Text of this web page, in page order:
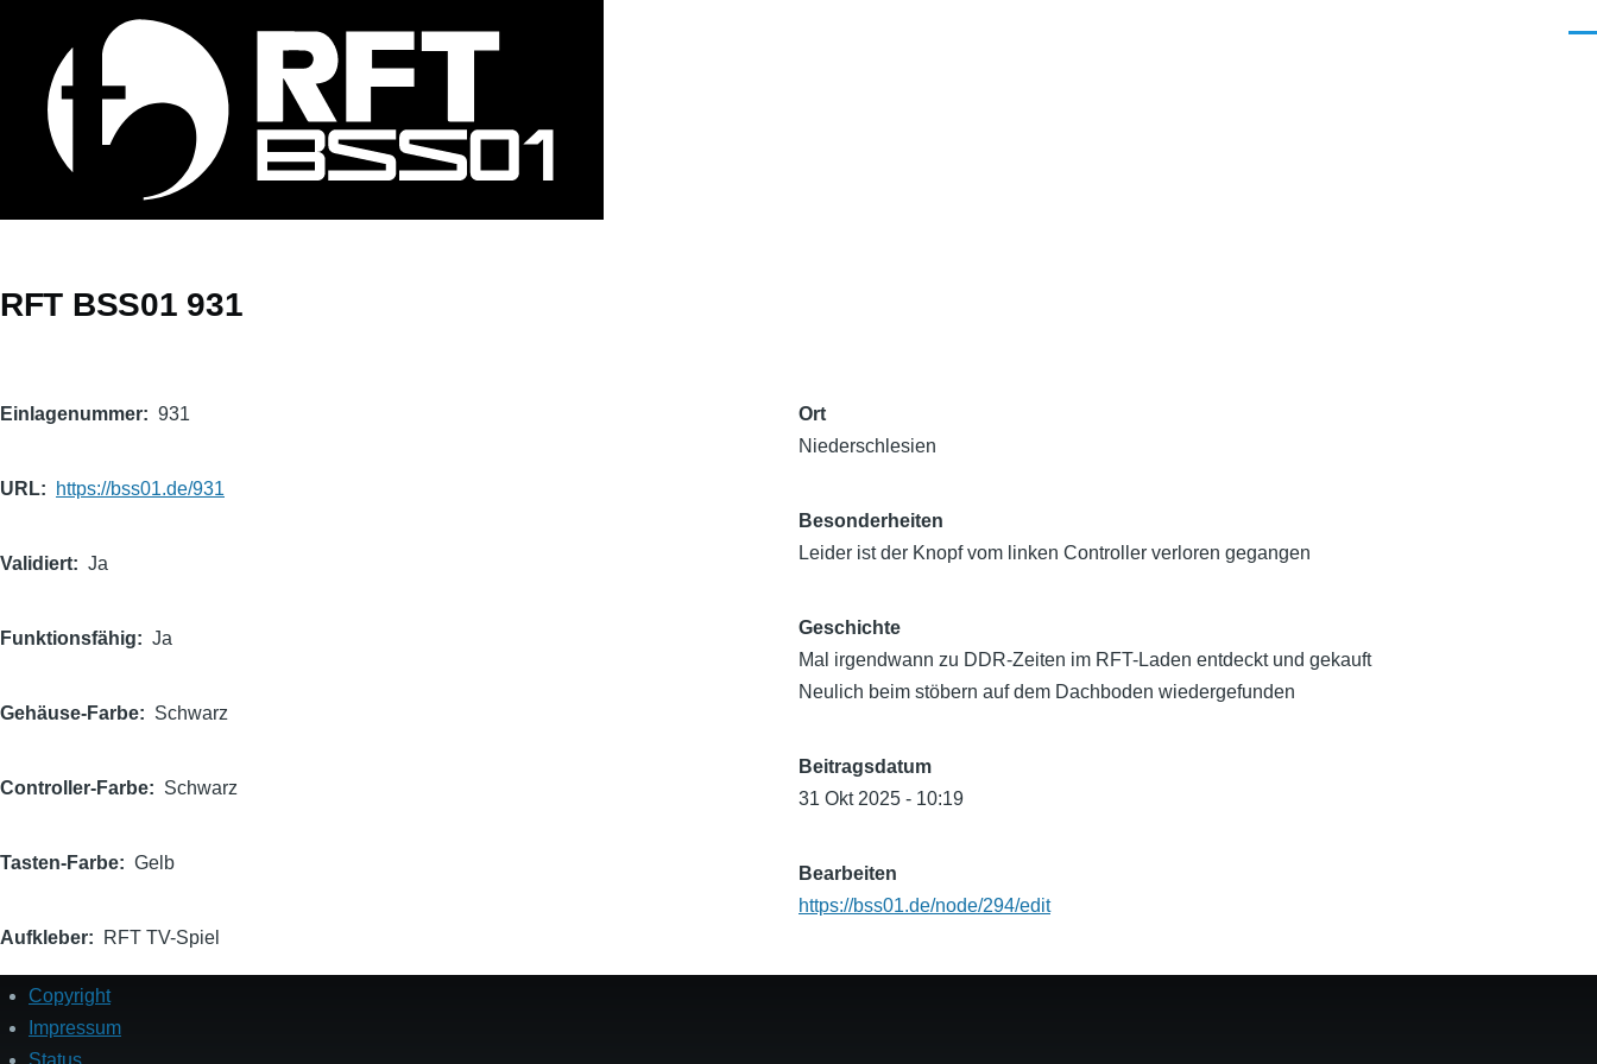
Direkt zum Inhalt
RFT BSS01 931
Einlagenummer 931
URL https://bss01.de/931
Validiert Ja
Funktionsfähig Ja
Gehäuse-Farbe Schwarz
Controller-Farbe Schwarz
Tasten-Farbe Gelb
Aufkleber RFT TV-Spiel
Ort
Niederschlesien
Besonderheiten
Leider ist der Knopf vom linken Controller verloren gegangen
Geschichte
Mal irgendwann zu DDR-Zeiten im RFT-Laden entdeckt und gekauft
Neulich beim stöbern auf dem Dachboden wiedergefunden
Beitragsdatum
31 Okt 2025 - 10:19
Bearbeiten
https://bss01.de/node/294/edit
Fußzeile
Copyright
Impressum